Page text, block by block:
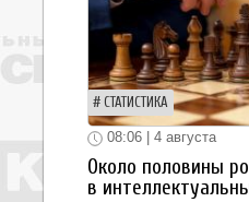
СТАТИСТИКА
08:06 | 4 августа
Около половины
в